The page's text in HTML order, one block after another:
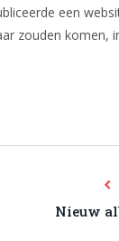
een
zouden komen,
Nieuw